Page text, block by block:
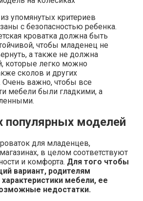
упомянутых критериев
с безопасностью ребенка.
кроватка должна быть
чтобы младенец не
а также не должна
которые легко можно
сколов и других
важно, чтобы все
мебели были гладкими, а
популярных моделей
для младенцев,
в целом соответствуют
и комфорта. Для того чтобы
вариант, родителям
мебели, ее
недостатки.